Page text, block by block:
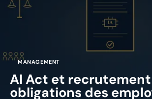
MANAGEMENT
AI Act et recrutement
obligations des